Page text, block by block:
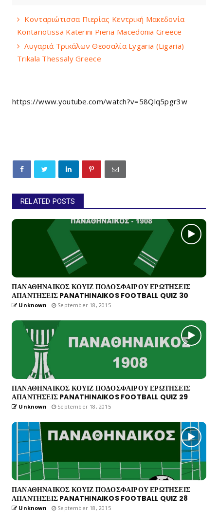
Κονταριώτισσα Πιερίας Κεντρική Μακεδονία
Kontariotissa Katerini Pieria Macedonia Greece
Λυγαριά Τρικάλων Θεσσαλία Lygaria (Ligaria)
Trikala Thessaly Greece
https://www.youtube.com/watch?v=58Qlq5pgr3w
RELATED POSTS
ΠΑΝΑΘΗΝΑΙΚΟΣ ΚΟΥΙΖ ΠΟΔΟΣΦΑΙΡΟΥ ΕΡΩΤΗΣΕΙΣ
ΑΠΑΝΤΗΣΕΙΣ PANATHINAIKOS FOOTBALL QUIZ 30
Unknown September 18, 2015
ΠΑΝΑΘΗΝΑΙΚΟΣ ΚΟΥΙΖ ΠΟΔΟΣΦΑΙΡΟΥ ΕΡΩΤΗΣΕΙΣ
ΑΠΑΝΤΗΣΕΙΣ PANATHINAIKOS FOOTBALL QUIZ 29
Unknown September 18, 2015
ΠΑΝΑΘΗΝΑΙΚΟΣ ΚΟΥΙΖ ΠΟΔΟΣΦΑΙΡΟΥ ΕΡΩΤΗΣΕΙΣ
ΑΠΑΝΤΗΣΕΙΣ PANATHINAIKOS FOOTBALL QUIZ 28
Unknown September 18, 2015